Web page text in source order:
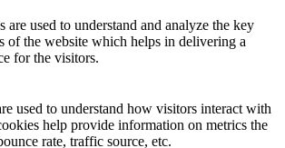
are used to understand and analyze the key
of the website which helps in delivering a
for the visitors.
used to understand how visitors interact with
help provide information on metrics the
rate, traffic source, etc.